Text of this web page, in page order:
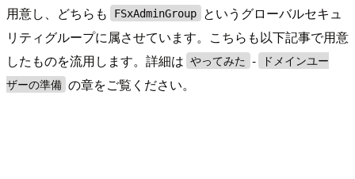
用意し、どちらも
FSxAdminGroup
というグローバルセキュ
リティグループに属させています。こちらも以下記事で用意
したものを流用します。詳細は やってみた -
ドメインユー
ザーの準備 の章をご覧ください。